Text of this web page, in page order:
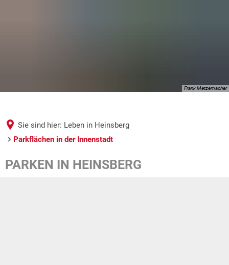
Frank Metzemacher
Sie sind hier: Leben in Heinsberg
Parkflächen in der Innenstadt
Parkflächen
PARKEN IN HEINSBERG